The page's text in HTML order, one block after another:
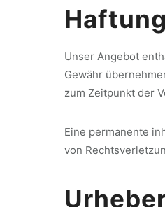
Unser Angebot
Gewähr
zum Zeitpunkt der
Eine permanente
von